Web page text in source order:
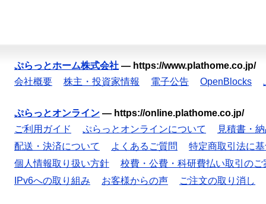
ぷらっとホーム株式会社 — https://www.plathome.co.jp/
会社概要
株主・投資家情報 電子公告 OpenBlocks
ぷらっとオンライン — https://online.plathome.co.jp/
ご利用ガイド
ぷらっとオンラインについて
見積書・
配送・決済について
よくあるご質問
特定商取引法に
個人情報取り扱い方針
校費・公費・科研費払い取引のご
IPv6への取り組み
お客様からの声 ご注文の取り消し